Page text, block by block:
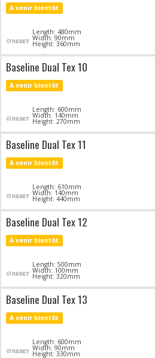
A venir bientôt
Length: 480mm
Width: 90mm
Height: 360mm
Baseline Dual Tex 10
A venir bientôt
Length: 600mm
Width: 140mm
Height: 270mm
Baseline Dual Tex 11
A venir bientôt
Length: 610mm
Width: 140mm
Height: 440mm
Baseline Dual Tex 12
A venir bientôt
Length: 500mm
Width: 100mm
Height: 320mm
Baseline Dual Tex 13
A venir bientôt
Length: 600mm
Width: 90mm
Height: 330mm